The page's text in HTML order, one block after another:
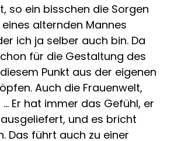
so ein bisschen die Sorgen
alternden Mannes
ich ja selber auch bin. Da
für die Gestaltung des
Punkt aus der eigenen
Auch die Frauenwelt,
Er hat immer das Gefühl, er
und es bricht
Das führt auch zu einer